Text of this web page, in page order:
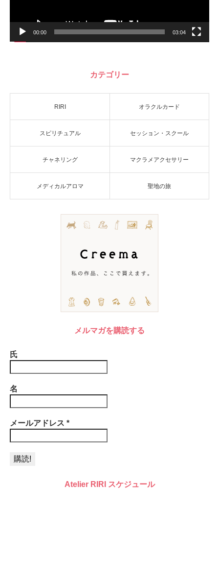
00:00 03:04
カテゴリー
RIRI オラクルカード
スピリチュアル セッション・スクール
チャネリング マクラメアクセサリー
メディカルアロマ 聖地の旅
メルマガを購読する
氏
名
メールアドレス *
Atelier RIRI スケジュール